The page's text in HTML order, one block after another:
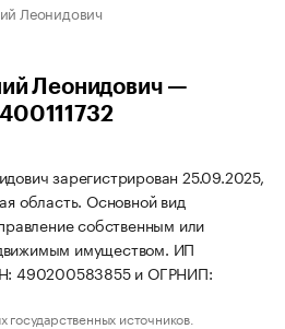
Леонидович
Леонидович —
зарегистрирован 25.09.2025,
область. Основной вид
собственным или
имуществом. ИП
490200583855 и ОГРНИП:
источников.